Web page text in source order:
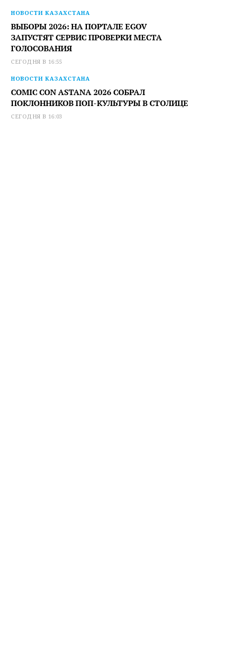
НОВОСТИ КАЗАХСТАНА
ВЫБОРЫ 2026: НА ПОРТАЛЕ EGOV
ЗАПУСТЯТ СЕРВИС ПРОВЕРКИ МЕСТА
ГОЛОСОВАНИЯ
СЕГОДНЯ В 16:55
НОВОСТИ КАЗАХСТАНА
COMIC CON ASTANA 2026 СОБРАЛ
ПОКЛОННИКОВ ПОП-КУЛЬТУРЫ В СТОЛИЦЕ
СЕГОДНЯ В 16:03